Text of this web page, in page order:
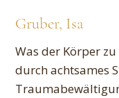
Gruber, Isa
Was der Körper
durch achtsames